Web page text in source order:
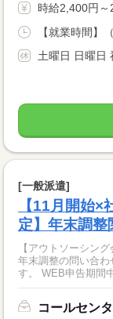
時給2,400円～
【就業時間】
土曜日 日曜日
[一般派遣]
【11月開始
定】年末調整
【アウトソーシン
年末調整の問い合
す。 WEB申告期間
コールセン